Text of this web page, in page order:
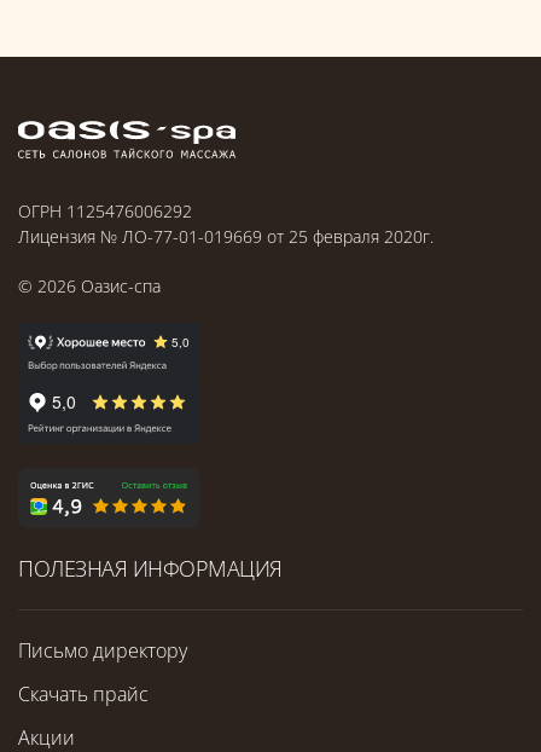
ОГРН 1125476006292
Лицензия № ЛО-77-01-019669 от 25 февраля 2020г.
© 2026 Оазис-спа
ПОЛЕЗНАЯ ИНФОРМАЦИЯ
Письмо директору
Скачать прайс
Акции